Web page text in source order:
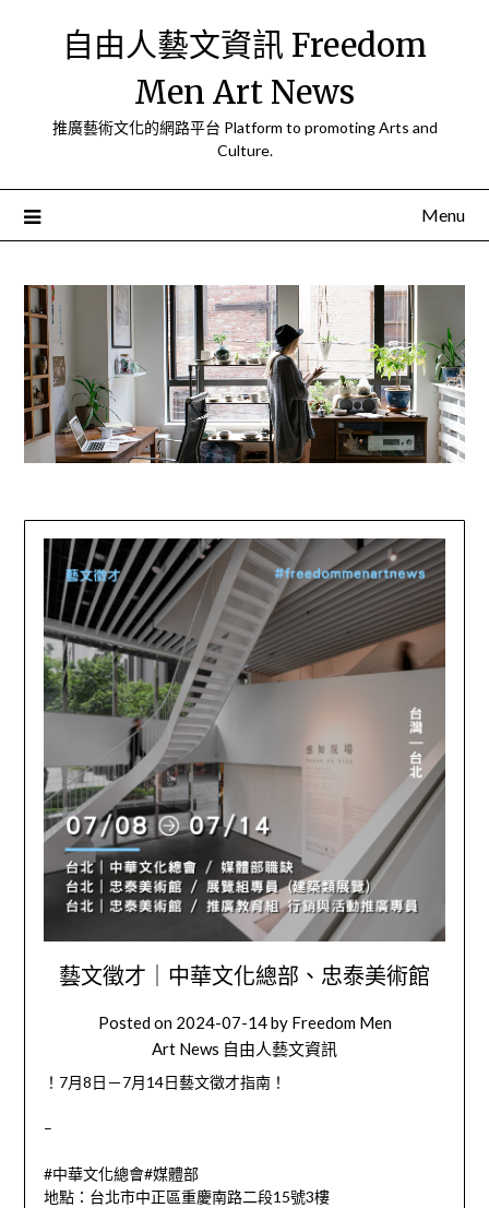
自由人藝文資訊 Freedom
Men Art News
推廣藝術文化的網路平台 Platform to promoting Arts and
Culture.
Menu
藝文徵才｜中華文化總部、忠泰美術館
Posted on 2024-07-14by Freedom Men
Art News 自由人藝文資訊
！7月8日－7月14日藝文徵才指南！
–
#中華文化總會#媒體部
地點：台北市中正區重慶南路二段15號3樓